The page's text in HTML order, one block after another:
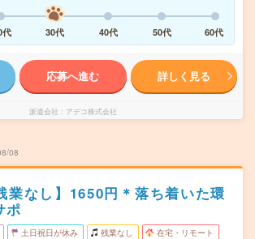
代
30代 40代 50代 60代
応募へ進む 詳しく見る
派遣会社 アデコ株式会社
08
業なし】1650円＊落ち着いた環
ポ
土日祝日が休み 残業なし 在宅・リモート